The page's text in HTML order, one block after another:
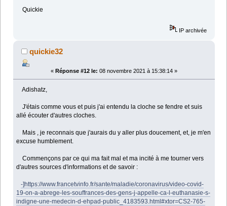
Quickie
IP archivée
quickie32
« Réponse #12 le: 08 novembre 2021 à 15:38:14 »
Adishatz,
J'étais comme vous et puis j'ai entendu la cloche se fendre et suis
allé écouter d'autres cloches.
Mais , je reconnais que j'aurais du y aller plus doucement, et, je m'en
excuse humblement.
Commençons par ce qui ma fait mal et ma incité à me tourner vers
d'autres sources d'informations et de savoir :
-]https://www.francetvinfo.fr/sante/maladie/coronavirus/video-covid-
19-on-a-abrege-les-souffrances-des-gens-j-appelle-ca-l-euthanasie-s-
indigne-une-medecin-d-ehpad-public_4183593.html#xtor=CS2-765-